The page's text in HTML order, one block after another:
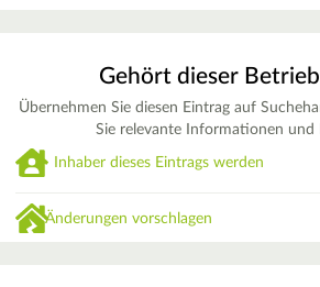
Gehört dieser
Übernehmen Sie diesen Eintrag auf
Sie relevante Informationen und
Inhaber dieses Eintrags werden
Änderungen vorschlagen